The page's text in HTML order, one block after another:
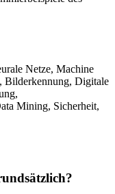
Netze, Machine
Bilderkennung, Digitale
Mining, Sicherheit,